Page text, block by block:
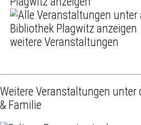
weitere Veranstaltungen
Weitere Veranstaltungen unter
& Familie